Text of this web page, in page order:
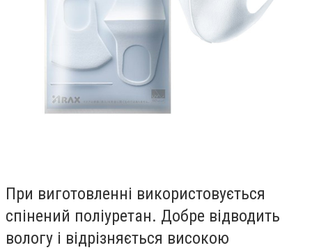
При виготовленні використовується
спінений поліуретан. Добре відводить
вологу і відрізняється високою